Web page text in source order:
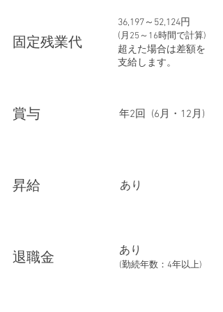
​固定残業代
36,197～52,124円
(月25～16時間で計算)
超えた場合は差額を
支給します。
​賞与 年2回 (6月・12月)
​昇給 ​あり
​退職金 あり
(勤続年数：4年以上)